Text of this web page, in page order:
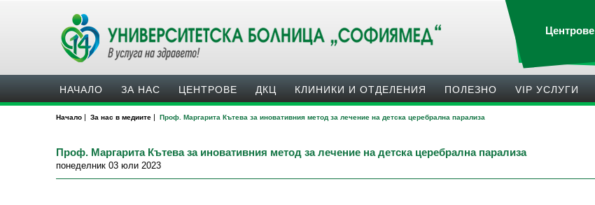
Центрове
НАЧАЛО ЗА НАС ЦЕНТРОВЕ ДКЦ КЛИНИКИ И ОТДЕЛЕНИЯ ПОЛЕЗНO VIP УСЛУГИ
Начало | За нас в медиите | Проф. Маргарита Кътева за иновативния метод за лечение на детска церебрална парализа
Проф. Маргарита Кътева за иновативния метод за лечение на детска церебрална парализа
понеделник 03 юли 2023